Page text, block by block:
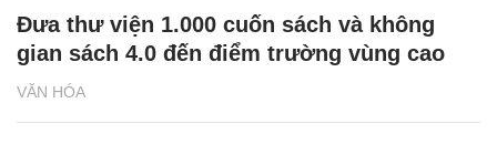
VĂN HÓA
Đưa thư viện 1.000 cuốn sách và không
gian sách 4.0 đến điểm trường vùng cao